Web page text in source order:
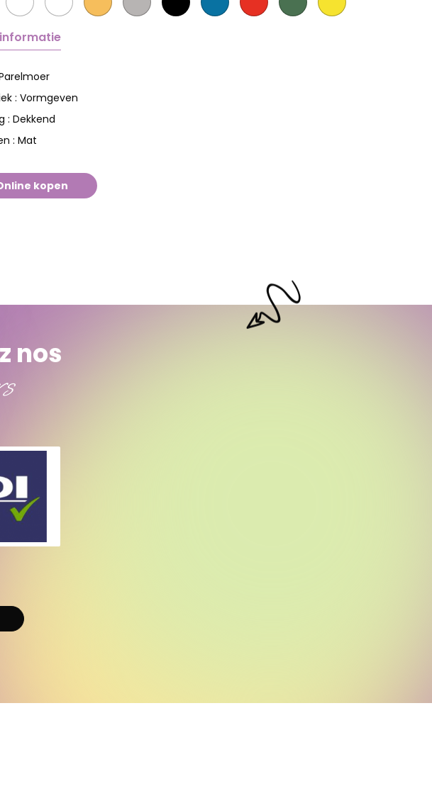
: Vormgeven
: Dekkend
: Mat
kopen
nos